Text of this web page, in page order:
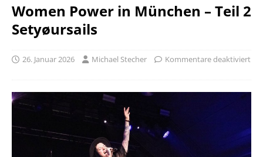
Women Power in München – Teil 2
Setyøursails
26. Januar 2026 Michael Stecher Kommentare deaktiviert